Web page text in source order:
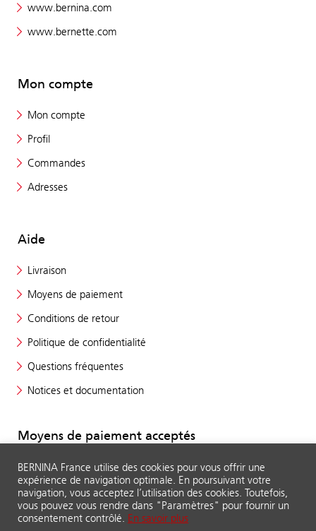
www.bernina.com
www.bernette.com
Mon compte
Mon compte
Profil
Commandes
Adresses
Aide
Livraison
Moyens de paiement
Conditions de retour
Politique de confidentialité
Questions fréquentes
Notices et documentation
Moyens de paiement acceptés
BERNINA France utilise des cookies pour vous offrir une
expérience de navigation optimale. En poursuivant votre
navigation, vous acceptez l’utilisation des cookies. Toutefois,
vous pouvez vous rendre dans "Paramètres" pour fournir un
consentement contrôlé. En savoir plus